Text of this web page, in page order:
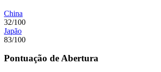
China
32/100
Japão
83/100
Pontuação de Abertura